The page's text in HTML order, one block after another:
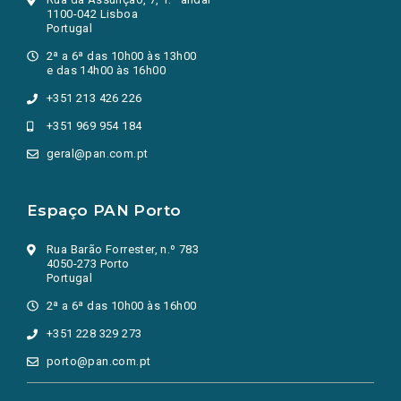
1100-042 Lisboa
Portugal
2ª a 6ª das 10h00 às 13h00
e das 14h00 às 16h00
+351 213 426 226
+351 969 954 184
geral@pan.com.pt
Espaço PAN Porto
Rua Barão Forrester, n.º 783
4050-273 Porto
Portugal
2ª a 6ª das 10h00 às 16h00
+351 228 329 273
porto@pan.com.pt